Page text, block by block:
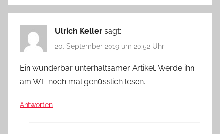
Ulrich Keller sagt:
20. September 2019 um 20:52 Uhr
Ein wunderbar unterhaltsamer Artikel. Werde ihn
am WE noch mal genüsslich lesen.
Antworten